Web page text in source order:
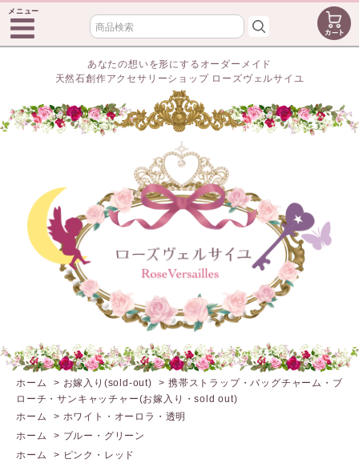
メニュー
あなたの想いを形にするオーダーメイド
天然石創作アクセサリーショップ ローズヴェルサイユ
ホーム > お嫁入り(sold-out) >携帯ストラップ・バッグチャーム・ブ
ローチ・サンキャッチャー(お嫁入り・sold out)
ホーム
> ホワイト・オーロラ・透明
ホーム
> ブルー・グリーン
ホーム
> ピンク・レッド